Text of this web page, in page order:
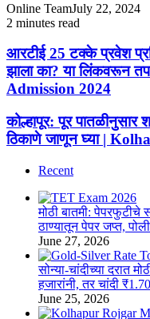
Online TeamJuly 22, 2024
2 minutes read
आरटीई
25
टक्के
प्रवेश
तुमच्या
मुलाचा
निश्चित
लिंकवरून
निवड
आरटीई 25 टक्के प्रवेश
झाला का? या लिंकवरून
Admission 2024
कोल्हापूर:
पूर
पातळीनुसार
पुराचे
येण्याची
Kolhapur
कोल्हापूर: पूर पातळीनुसार
ठिकाणे जाणून घ्या |
Recent
मोठी बातमी: पेपरफुटीचे
ठाण्यातून पेपर जप्त,
June 27, 2026
सोन्या-चांदीच्या दरात
हजारांनी, तर चांदी
June 25, 2026